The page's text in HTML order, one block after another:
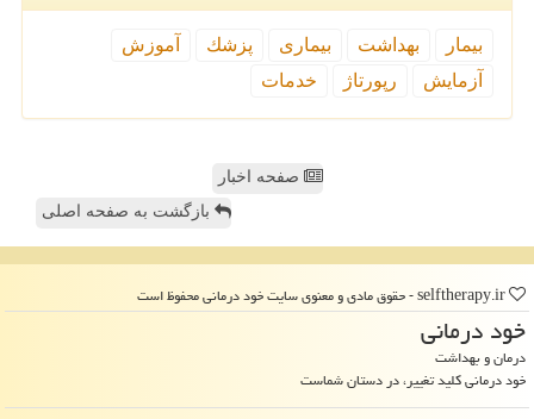
بیمار بهداشت بیماری پزشك
آموزش
آزمایش
رپورتاژ خدمات
صفحه اخبار
بازگشت به صفحه اصلی
خود درمانی
درمان و بهداشت
خود درمانی کلید تغییر، در دستان شماست